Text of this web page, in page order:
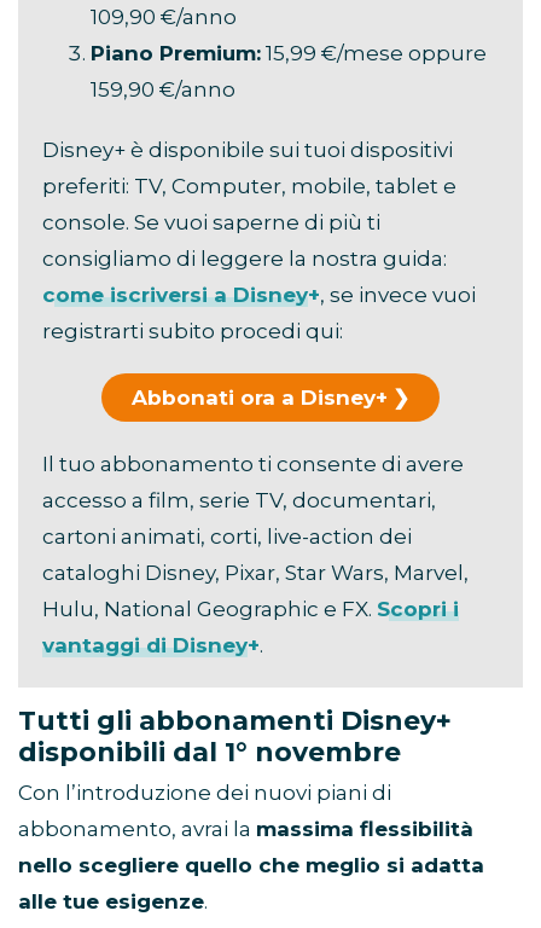
109,90 €/anno
Piano Premium: 15,99 €/mese oppure
159,90 €/anno
Disney+ è disponibile sui tuoi dispositivi
preferiti: TV, Computer, mobile, tablet e
console. Se vuoi saperne di più ti
consigliamo di leggere la nostra guida:
come iscriversi a Disney+, se invece vuoi
registrarti subito procedi qui:
Abbonati ora a Disney+
Il tuo abbonamento ti consente di avere
accesso a film, serie TV, documentari,
cartoni animati, corti, live-action dei
cataloghi Disney, Pixar, Star Wars, Marvel,
Hulu, National Geographic e FX. Scopri i
vantaggi di Disney+.
Tutti gli abbonamenti Disney+
disponibili dal 1° novembre
Con l’introduzione dei nuovi piani di
abbonamento, avrai la massima flessibilità
nello scegliere quello che meglio si adatta
alle tue esigenze.